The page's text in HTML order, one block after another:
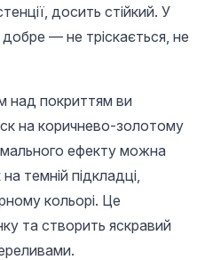
досить стійкий. У
— не тріскається, не
над покриттям ви
на коричнево-золотому
ефекту можна
темній підкладці,
кольорі. Це
та створить яскравий